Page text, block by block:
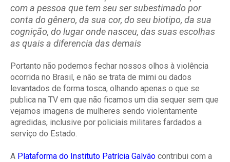
com a pessoa que tem seu ser subestimado por
conta do gênero, da sua cor, do seu biotipo, da sua
cognição, do lugar onde nasceu, das suas escolhas
as quais a diferencia das demais
Portanto não podemos fechar nossos olhos à violência
ocorrida no Brasil, e não se trata de mimi ou dados
levantados de forma tosca, olhando apenas o que se
publica na TV em que não ficamos um dia sequer sem que
vejamos imagens de mulheres sendo violentamente
agredidas, inclusive por policiais militares fardados a
serviço do Estado.
A Plataforma do Instituto Patrícia Galvão contribui com a